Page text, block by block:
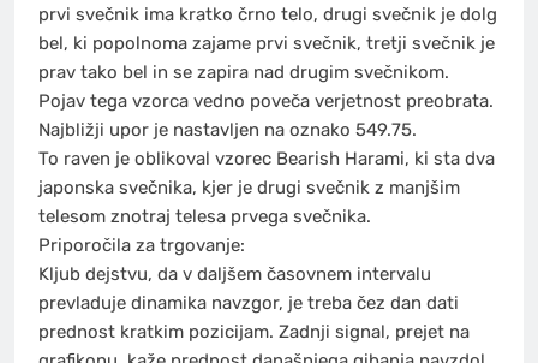
prvi svečnik ima kratko črno telo, drugi svečnik je dolg
bel, ki popolnoma zajame prvi svečnik, tretji svečnik je
prav tako bel in se zapira nad drugim svečnikom.
Pojav tega vzorca vedno poveča verjetnost preobrata.
Najbližji upor je nastavljen na oznako 549.75.
To raven je oblikoval vzorec Bearish Harami, ki sta dva
japonska svečnika, kjer je drugi svečnik z manjšim
telesom znotraj telesa prvega svečnika.
Priporočila za trgovanje:
Kljub dejstvu, da v daljšem časovnem intervalu
prevladuje dinamika navzgor, je treba čez dan dati
prednost kratkim pozicijam. Zadnji signal, prejet na